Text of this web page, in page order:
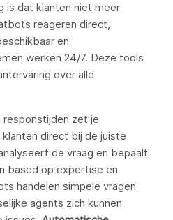
is dat klanten niet meer
reageren direct,
en
werken 24/7. Deze tools
over alle
zet je
direct bij de juiste
de vraag en bepaalt
based op expertise en
handelen simpele vragen
agents zich kunnen